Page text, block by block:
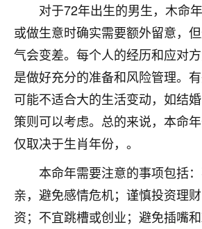
对于72年出生的男生，木命
或做生意时确实需要额外留意，
气会变差。每个人的经历和应对
是做好充分的准备和风险管理。
可能不适合大的生活变动，如结
策则可以考虑。总的来说，本命
仅取决于生肖年份，。
本命年需要注意的事项包括
亲，避免感情危机；谨慎投资理
资；不宜跳槽或创业；避免插嘴
我也想找老师看看，有没有人
鹿森 ：慧来老师微信：
1天前 来自江西
青春168
我也想要，我也想要！
2天前 来自山西
Jessica李
老师做不做超度法事？我想给我
刚去世了。